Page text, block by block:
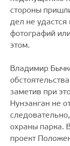
стороны
дел не удастся
фотографий
этом.
Владимир
заметив при
Нунэанган не
охраны парка.
проект